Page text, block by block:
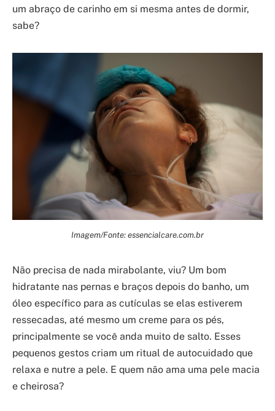
um abraço de carinho em si mesma antes de dormir,
sabe?
Imagem/Fonte: essencialcare.com.br
Não precisa de nada mirabolante, viu? Um bom
hidratante nas pernas e braços depois do banho, um
óleo específico para as cutículas se elas estiverem
ressecadas, até mesmo um creme para os pés,
principalmente se você anda muito de salto. Esses
pequenos gestos criam um ritual de autocuidado que
relaxa e nutre a pele. E quem não ama uma pele macia
e cheirosa?